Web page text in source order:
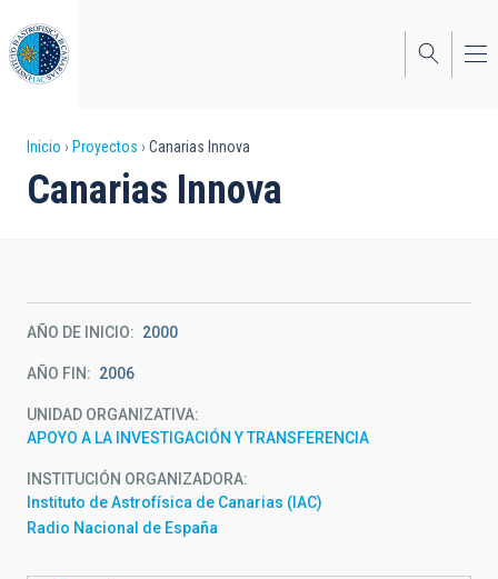
al
contenido
principal
Sobrescribir
enlaces
a
la
navegación
Inicio Proyectos Canarias Innova
Canarias Innova
AÑO DE INICIO 2000
AÑO FIN 2006
UNIDAD ORGANIZATIVA
APOYO A LA INVESTIGACIÓN Y TRANSFERENCIA
INSTITUCIÓN ORGANIZADORA
Instituto de Astrofísica de Canarias (IAC)
Radio Nacional de España